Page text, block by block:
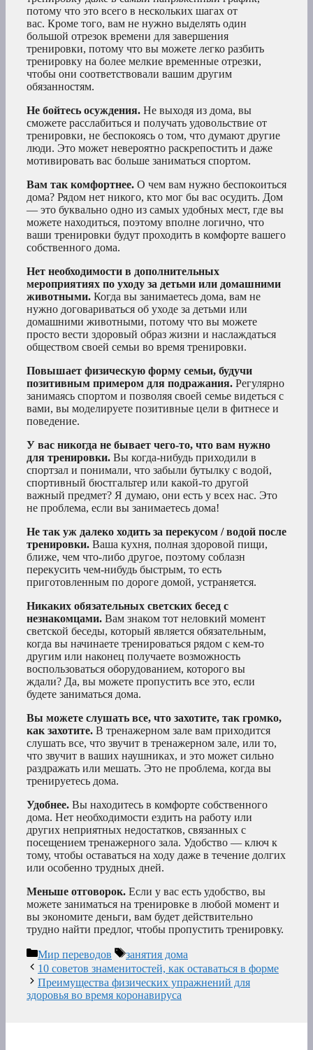
потому что это всего в нескольких шагах от
вас. Кроме того, вам не нужно выделять один
большой отрезок времени для завершения
тренировки, потому что вы можете легко разбить
тренировку на более мелкие временные отрезки,
чтобы они соответствовали вашим другим
обязанностям.
Не бойтесь осуждения. Не выходя из дома, вы
сможете расслабиться и получать удовольствие от
тренировки, не беспокоясь о том, что думают другие
люди. Это может невероятно раскрепостить и даже
мотивировать вас больше заниматься спортом.
Вам так комфортнее. О чем вам нужно беспокоиться
дома? Рядом нет никого, кто мог бы вас осудить. Дом
— это буквально одно из самых удобных мест, где вы
можете находиться, поэтому вполне логично, что
ваши тренировки будут проходить в комфорте вашего
собственного дома.
Нет необходимости в дополнительных
мероприятиях по уходу за детьми или домашними
животными. Когда вы занимаетесь дома, вам не
нужно договариваться об уходе за детьми или
домашними животными, потому что вы можете
просто вести здоровый образ жизни и наслаждаться
обществом своей семьи во время тренировки.
Повышает физическую форму семьи, будучи
позитивным примером для подражания. Регулярно
занимаясь спортом и позволяя своей семье видеться с
вами, вы моделируете позитивные цели в фитнесе и
поведение.
У вас никогда не бывает чего-то, что вам нужно
для тренировки. Вы когда-нибудь приходили в
спортзал и понимали, что забыли бутылку с водой,
спортивный бюстгальтер или какой-то другой
важный предмет? Я думаю, они есть у всех нас. Это
не проблема, если вы занимаетесь дома!
Не так уж далеко ходить за перекусом / водой после
тренировки. Ваша кухня, полная здоровой пищи,
ближе, чем что-либо другое, поэтому соблазн
перекусить чем-нибудь быстрым, то есть
приготовленным по дороге домой, устраняется.
Никаких обязательных светских бесед с
незнакомцами. Вам знаком тот неловкий момент
светской беседы, который является обязательным,
когда вы начинаете тренироваться рядом с кем-то
другим или наконец получаете возможность
воспользоваться оборудованием, которого вы
ждали? Да, вы можете пропустить все это, если
будете заниматься дома.
Вы можете слушать все, что захотите, так громко,
как захотите. В тренажерном зале вам приходится
слушать все, что звучит в тренажерном зале, или то,
что звучит в ваших наушниках, и это может сильно
раздражать или мешать. Это не проблема, когда вы
тренируетесь дома.
Удобнее. Вы находитесь в комфорте собственного
дома. Нет необходимости ездить на работу или
других неприятных недостатков, связанных с
посещением тренажерного зала. Удобство — ключ к
тому, чтобы оставаться на ходу даже в течение долгих
или особенно трудных дней.
Меньше отговорок. Если у вас есть удобство, вы
можете заниматься на тренировке в любой момент и
вы экономите деньги, вам будет действительно
трудно найти предлог, чтобы пропустить тренировку.
Рубрики
Мир переводов Метки
занятия дома
10 советов знаменитостей, как оставаться в форме
Преимущества физических упражнений для
здоровья во время коронавируса